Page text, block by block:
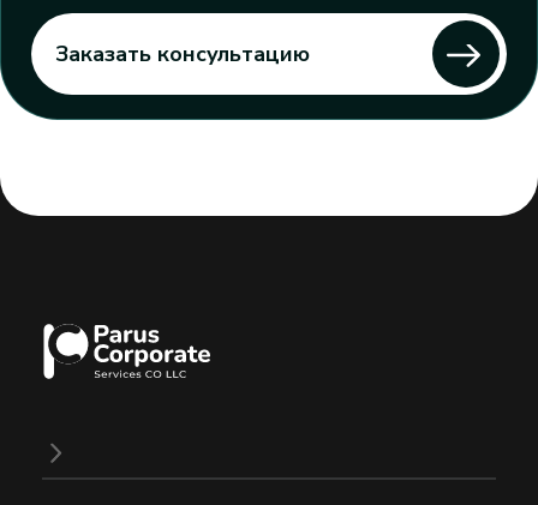
Заказать консультацию